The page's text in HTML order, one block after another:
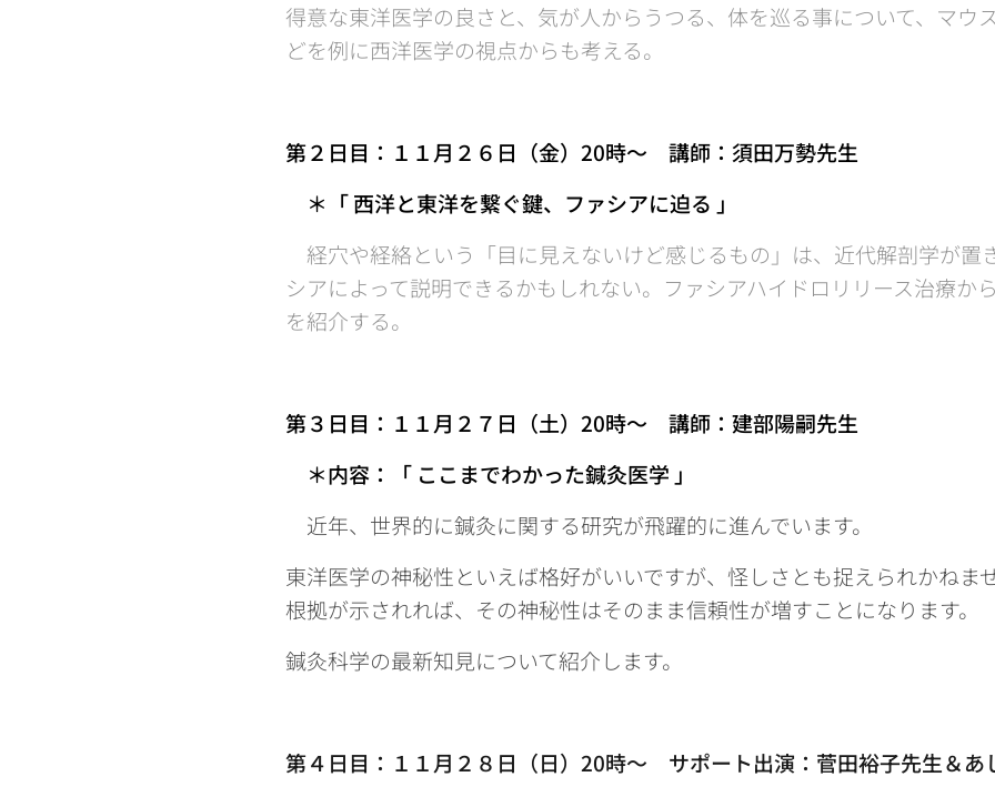
得意な東洋医学の良さと、気が人からうつる、体を巡る事について、マウ
どを例に西洋医学の視点からも考える。
第２日目：１１月２６日（金）20時〜 講師：須田万勢先生
＊「西洋と東洋を繋ぐ鍵、ファシアに迫る 」
経穴や経絡という「目に見えないけど感じるもの」は、近代解剖学が置
シアによって説明できるかもしれない。ファシアハイドロリリース治療か
を紹介する。
第３日目：１１月２７日（土）20時〜 講師：建部陽嗣先生
＊内容：「 ここまでわかった鍼灸医学 」
近年、世界的に鍼灸に関する研究が飛躍的に進んでいます。
東洋医学の神秘性といえば格好がいいですが、怪しさとも捉えられかねま
根拠が示されれば、その神秘性はそのまま信頼性が増すことになります。
鍼灸科学の最新知見について紹介します。
第４日目：１１月２８日（日）20時〜 サポート出演：菅田裕子先生＆あ